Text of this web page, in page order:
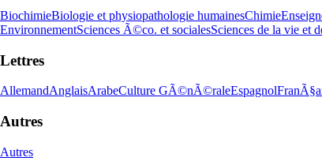
BiochimieBiologie et physiopathologie humainesChimie
EnvironnementSciences Ã©co. et socialesSciences de la vie et
Lettres
AllemandAnglaisArabeCulture GÃ©nÃ©raleEspagnol
Autres
Autres